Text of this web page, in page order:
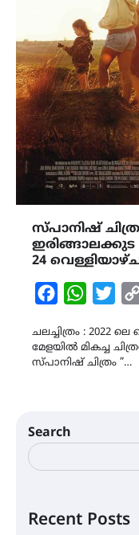
സ്പാനിഷ്
ഇരിങ്ങാലക്കുട
24
Facebook
ചലച്ചിത്രം : 2022
മേളയിൽ മികച്ച
സ്പാനിഷ് ചിത്രം ”…
Search
Recent Posts